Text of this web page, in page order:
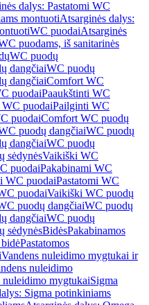
dalys: Pastatomi WC
montuotiAtsarginės dalys:
WC puodaiAtsarginės
puodams, iš sanitarinės
WC puodų
dangčiaiWC puodų
dangčiaiComfort WC
puodaiPaaukštinti WC
WC puodaiPailginti WC
puodaiComfort WC puodų
puodų dangčiaiWC puodų
dangčiaiWC puodų
sėdynėsVaikiški WC
puodaiPakabinami WC
WC puodaiPastatomi WC
puodaiVaikiški WC puodų
puodų dangčiaiWC puodų
dangčiaiWC puodų
sėdynėsBidėsPakabinamos
Pastatomos
Vandens nuleidimo mygtukai ir
nuleidimo
nuleidimo mygtukaiSigma
Sigma potinkiniams